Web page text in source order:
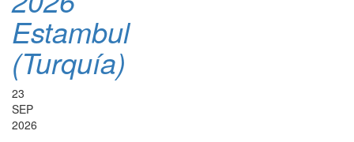
Estambul
(Turquía)
23
SEP
2026